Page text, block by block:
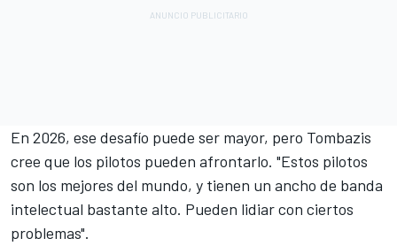
En 2026, ese desafío puede ser mayor, pero Tombazis
cree que los pilotos pueden afrontarlo. "Estos pilotos
son los mejores del mundo, y tienen un ancho de banda
intelectual bastante alto. Pueden lidiar con ciertos
problemas".